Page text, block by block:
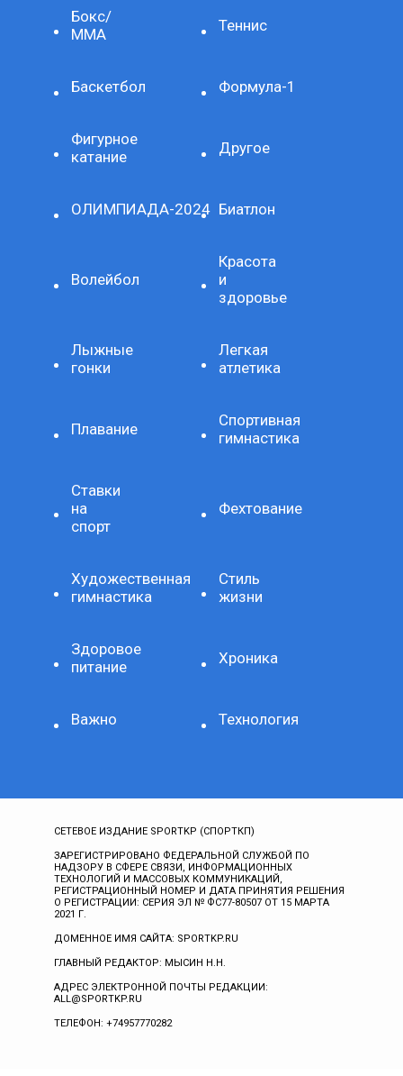
Бокс/
ММА
Теннис
Баскетбол Формула-1
Фигурное
катание
Другое
ОЛИМПИАДА-2024 Биатлон
Волейбол
Красота
и
здоровье
Лыжные
гонки
Легкая
атлетика
Плавание
Спортивная
гимнастика
Ставки
на
спорт
Фехтование
Художественная
гимнастика
Стиль
жизни
Здоровое
питание
Хроника
Важно Технология
СЕТЕВОЕ ИЗДАНИЕ SPORTKP (СПОРТКП)
ЗАРЕГИСТРИРОВАНО ФЕДЕРАЛЬНОЙ СЛУЖБОЙ ПО
НАДЗОРУ В СФЕРЕ СВЯЗИ, ИНФОРМАЦИОННЫХ
ТЕХНОЛОГИЙ И МАССОВЫХ КОММУНИКАЦИЙ,
РЕГИСТРАЦИОННЫЙ НОМЕР И ДАТА ПРИНЯТИЯ РЕШЕНИЯ
О РЕГИСТРАЦИИ: СЕРИЯ ЭЛ № ФС77-80507 ОТ 15 МАРТА
2021 Г.
ДОМЕННОЕ ИМЯ САЙТА: SPORTKP.RU
ГЛАВНЫЙ РЕДАКТОР: МЫСИН Н.Н.
АДРЕС ЭЛЕКТРОННОЙ ПОЧТЫ РЕДАКЦИИ:
ALL@SPORTKP.RU
ТЕЛЕФОН: +74957770282